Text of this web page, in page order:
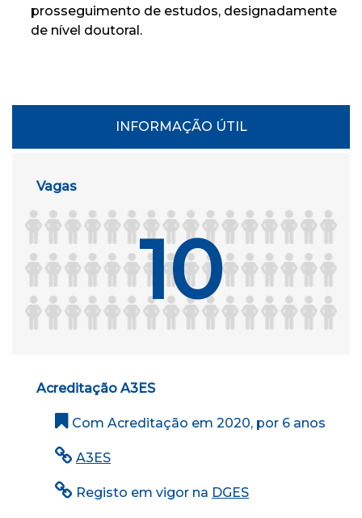
prosseguimento de estudos, designadamente
de nível doutoral.
INFORMAÇÃO ÚTIL
Vagas
10
Acreditação A3ES
Com Acreditação em 2020, por 6 anos
A3ES
Registo em vigor na DGES